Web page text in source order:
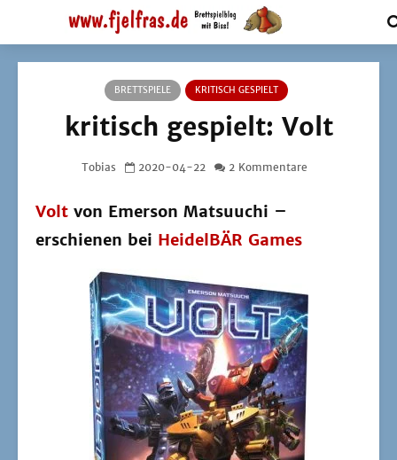
BRETTSPIELE KRITISCH GESPIELT
kritisch gespielt: Volt
Tobias 2020-04-22 2 Kommentare
Volt von Emerson Matsuuchi –
erschienen bei HeidelBÄR Games